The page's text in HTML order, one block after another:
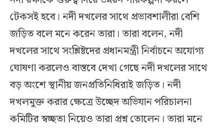
টেকসই হবে। নদী দখলের সাথে প্রভাবশালীরা বেশি
জড়িত বলে মনে করেন তারা। তারা বলেন, নদী
দখলের সাথে সংশ্লিষ্টদের প্রধানমন্ত্রী নির্বাচনে অযোগ্য
ঘোষণা করলেও বাস্তবে দেখা গেছে নদী দখলের সাথে
বড় অংশে স্থানীয় জনপ্রতিনিধিরাই জড়িত। নদী
দখলমুক্ত করার ক্ষেত্রে উচ্ছেদ অভিযান পরিচালনা
কমিটির স্বচ্ছতা নিয়েও তারা প্রশ্ন তোলেন। তারা মনে